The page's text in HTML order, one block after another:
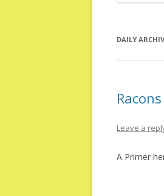
DAILY
Leave a
A Primer